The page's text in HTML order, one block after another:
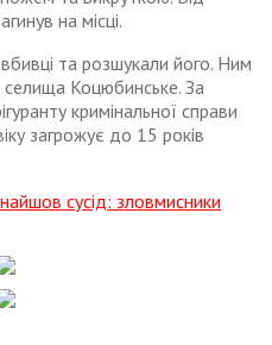
на місці.
та розшукали його. Ним
Коцюбинське. За
кримінальної справи
загрожує до 15 років
сусід: зловмисники